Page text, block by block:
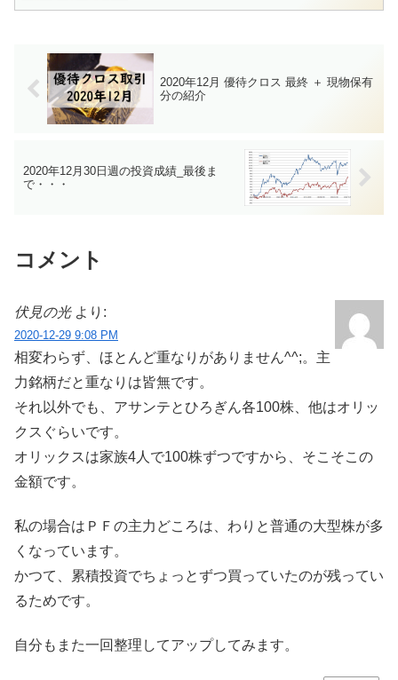
2020年12月 優待クロス 最終 ＋ 現物保有
分の紹介
2020年12月30日週の投資成績_最後ま
で・・・
コメント
伏見の光 より:
2020-12-29 9:08 PM
相変わらず、ほとんど重なりがありません^^;。主
力銘柄だと重なりは皆無です。
それ以外でも、アサンテとひろぎん各100株、他はオリッ
クスぐらいです。
オリックスは家族4人で100株ずつですから、そこそこの
金額です。
私の場合はＰＦの主力どころは、わりと普通の大型株が多
くなっています。
かつて、累積投資でちょっとずつ買っていたのが残ってい
るためです。
自分もまた一回整理してアップしてみます。